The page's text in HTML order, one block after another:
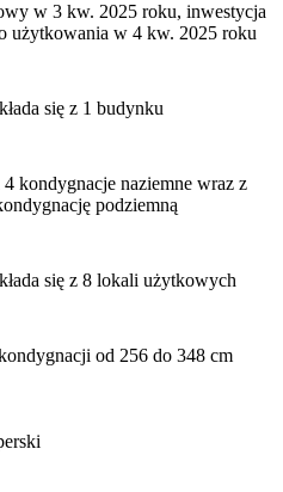
w 3 kw. 2025 roku, inwestycja
użytkowania w 4 kw. 2025 roku
się z 1 budynku
kondygnacje naziemne wraz z
podziemną
się z 8 lokali użytkowych
od 256 do 348 cm